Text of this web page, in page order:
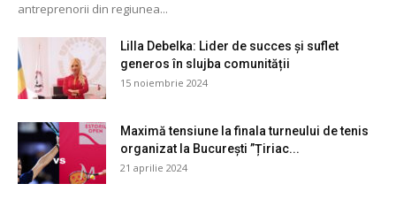
antreprenorii din regiunea...
Lilla Debelka: Lider de succes și suflet
generos în slujba comunității
15 noiembrie 2024
Maximă tensiune la finala turneului de tenis
organizat la București ”Țiriac...
21 aprilie 2024